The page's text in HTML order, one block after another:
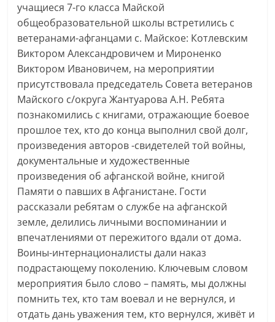
учащиеся 7-го класса Майской
общеобразовательной школы встретились с
ветеранами-афганцами с. Майское: Котлевским
Виктором Александровичем и Мироненко
Виктором Ивановичем, на мероприятии
присутствовала председатель Совета ветеранов
Майского с/округа Жантуарова А.Н. Ребята
познакомились с книгами, отражающие боевое
прошлое тех, кто до конца выполнил свой долг,
произведения авторов -свидетелей той войны,
документальные и художественные
произведения об афганской войне, книгой
Памяти о павших в Афганистане. Гости
рассказали ребятам о службе на афганской
земле, делились личными воспоминании и
впечатлениями от пережитого вдали от дома.
Воины-интернационалисты дали наказ
подрастающему поколению. Ключевым словом
мероприятия было слово – память, мы должны
помнить тех, кто там воевал и не вернулся, и
отдать дань уважения тем, кто вернулся, живёт и